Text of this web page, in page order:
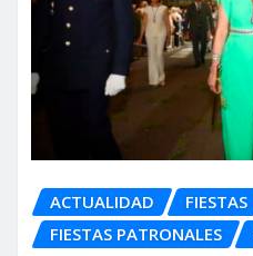
ACTUALIDAD
FIESTAS
FIESTAS PATRONALES